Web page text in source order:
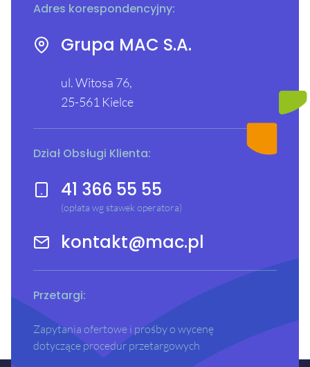
Adres korespondencyjny:
Grupa MAC S.A.
ul. Witosa 76,
25-561 Kielce
Dział Obsługi Klienta:
41 366 55 55
(opłata wg stawek operatora)
kontakt@mac.pl
Przetargi:
Zapytania ofertowe i prośby o wycenę
dotyczące procedur przetargowych